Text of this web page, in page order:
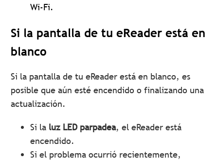
Wi-Fi.
Si la pantalla de tu eReader está en
blanco
Si la pantalla de tu eReader está en blanco, es
posible que aún esté encendido o finalizando una
actualización.
Si la luz LED parpadea, el eReader está
encendido.
Si el problema ocurrió recientemente,